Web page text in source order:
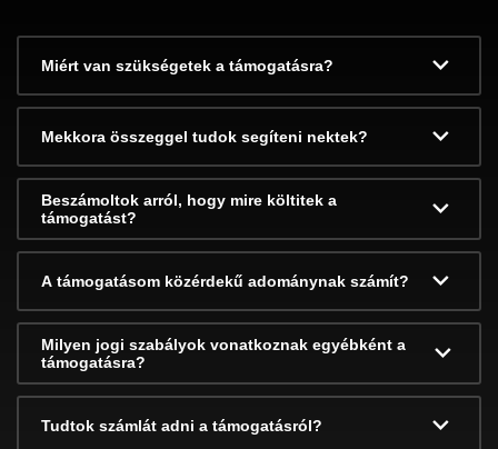
Miért van szükségetek a támogatásra?
Mekkora összeggel tudok segíteni nektek?
Beszámoltok arról, hogy mire költitek a
támogatást?
A támogatásom közérdekű adománynak számít?
Milyen jogi szabályok vonatkoznak egyébként a
támogatásra?
Tudtok számlát adni a támogatásról?